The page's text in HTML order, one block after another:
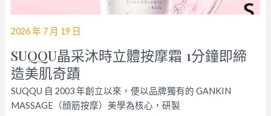
2026 年 7 月 19 日
SUQQU晶采沐時立體按摩霜 1分鐘即締
造美肌奇蹟
SUQQU 自 2003 年創立以來，便以品牌獨有的 GANKIN
MASSAGE（顔筋按摩）美學為核心，研製